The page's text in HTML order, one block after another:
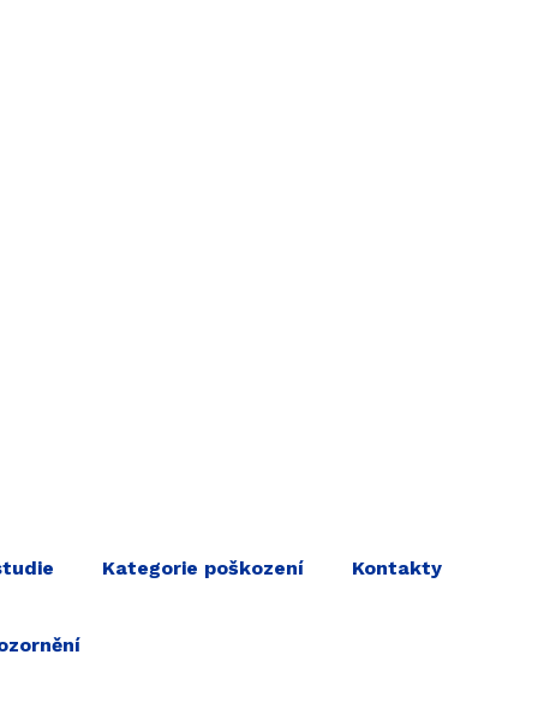
Kategorie poškození Kontakty